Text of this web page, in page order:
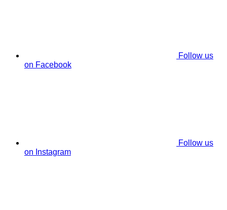
Follow us
on Facebook
Follow us
on Instagram